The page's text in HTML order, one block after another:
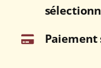
Paiement